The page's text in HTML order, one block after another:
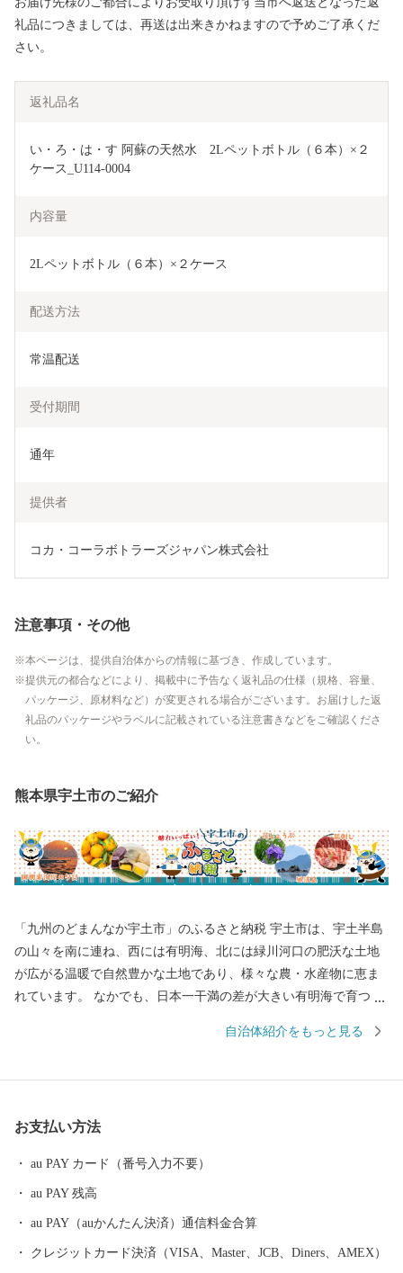
礼品につきましては、再送は出来きかねますので予めご了承くだ
さい。
返礼品名
い・ろ・は・す 阿蘇の天然水　2Lペットボトル（６本）×２
ケース_U114-0004
内容量
2Lペットボトル（６本）×２ケース
配送方法
常温配送
受付期間
通年
提供者
注意事項・その他
本ページは、提供自治体からの情報に基づき、作成しています。
提供元の都合などにより、掲載中に予告なく返礼品の仕様（規格、容量、
パッケージ、原材料など）が変更される場合がございます。お届けした返
礼品のパッケージやラベルに記載されている注意書きなどをご確認くださ
い。
熊本県宇土市のご紹介
「九州のどまんなか宇土市」のふるさと納税 宇土市は、宇土半島
の山々を南に連ね、西には有明海、北には緑川河口の肥沃な土地
が広がる温暖で自然豊かな土地であり、様々な農・水産物に恵ま
れています。 なかでも、日本一干満の差が大きい有明海で育つ
の逸品です。 九州のどまんなか宇土市の魅力をお楽しみくださ
ょうろう) >>> 轟水源(とどろきすいげん) ■市のマスコット >>>
うとん行長しゃん(うとんゆきながしゃん) [小西行長公が
自治体紹介をもっと見る
お支払い方法
au PAY カード（番号入力不要）
au PAY 残高
au PAY（auかんたん決済）通信料金合算
クレジットカード決済（VISA、Master、JCB、Diners、AMEX）